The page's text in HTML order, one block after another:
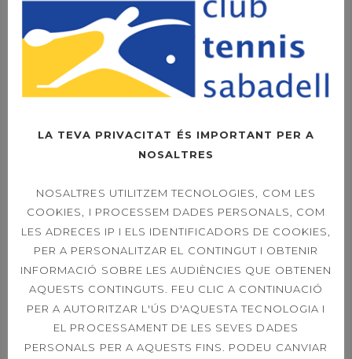
TORNEIG WHATSAPP
Search
for:
ENTRADES RECENTS
LA TEVA PRIVACITAT ÉS IMPORTANT PER A
NOSALTRES
NOSALTRES UTILITZEM TECNOLOGIES, COM LES
COOKIES, I PROCESSEM DADES PERSONALS, COM
LES ADRECES IP I ELS IDENTIFICADORS DE COOKIES,
PER A PERSONALITZAR EL CONTINGUT I OBTENIR
INFORMACIÓ SOBRE LES AUDIÈNCIES QUE OBTENEN
AQUESTS CONTINGUTS. FEU CLIC A CONTINUACIÓ
PER A AUTORITZAR L'ÚS D'AQUESTA TECNOLOGIA I
EL PROCESSAMENT DE LES SEVES DADES
PERSONALS PER A AQUESTS FINS. PODEU CANVIAR